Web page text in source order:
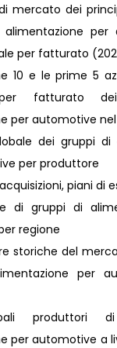
mercato dei
per
per fatturato
10 e le prime 5
per fatturato
per automotive nel
dei gruppi di
per produttore
piani di
di gruppi di
regione
storiche del
per
produttori
per automotive a